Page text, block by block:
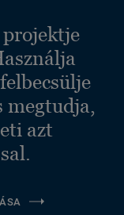
projektje
megtudja,
azt